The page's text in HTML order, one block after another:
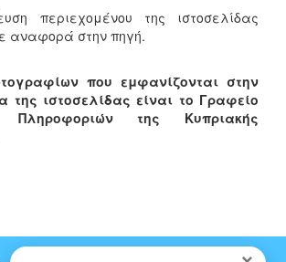
περιεχομένου της ιστοσελίδας
αναφορά στην πηγή.
που εμφανίζονται στην
της ιστοσελίδας είναι το Γραφείο
της Κυπριακής